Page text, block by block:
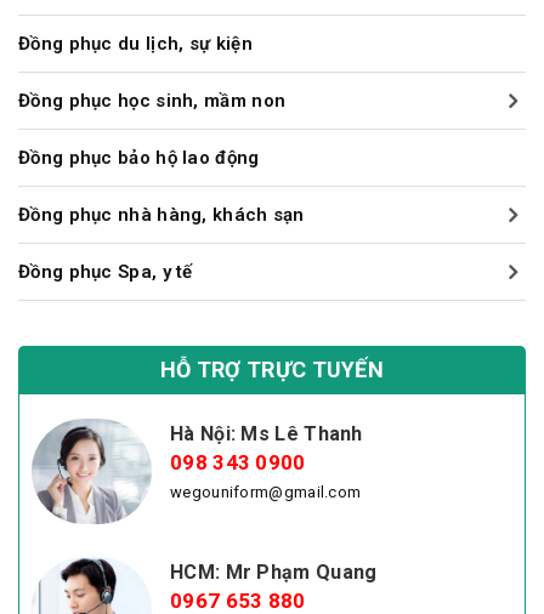
Đồng phục du lịch, sự kiện
Đồng phục học sinh, mầm non
Đồng phục bảo hộ lao động
Đồng phục nhà hàng, khách sạn
Đồng phục Spa, y tế
HỖ TRỢ TRỰC TUYẾN
Hà Nội: Ms Lê Thanh
098 343 0900
wegouniform@gmail.com
HCM: Mr Phạm Quang
0967 653 880